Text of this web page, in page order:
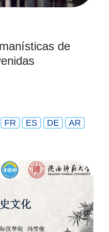
de
FR ES DE AR